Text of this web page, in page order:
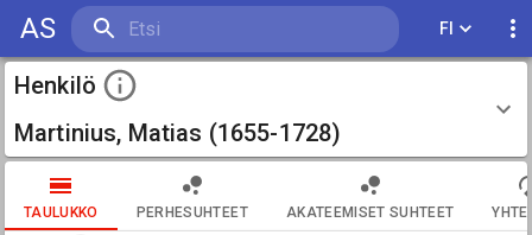
AS FI
Henkilö
Martinius, Matias (1655-1728)
TAULUKKO PERHESUHTEET AKATEEMISET SUHTEET